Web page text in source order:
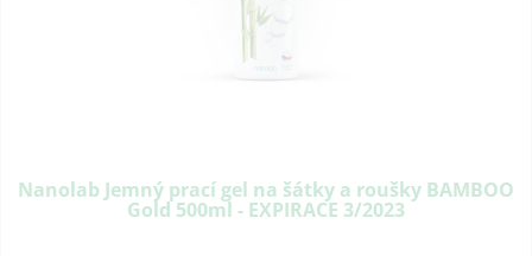
Nanolab Jemný prací gel na šátky a roušky BAMBOO
Gold 500ml - EXPIRACE 3/2023